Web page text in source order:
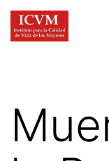
Instituto
de
Vida